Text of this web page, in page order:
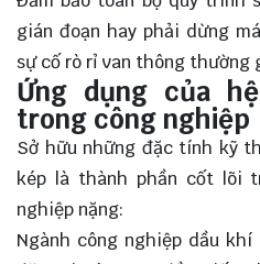
gián đoạn hay phải dừng
sự cố rò rỉ van thông thường
Ứng dụng của
trong công nghiệp
Sở hữu những đặc tính kỹ
kép là thành phần cốt lõi
nghiệp nặng:
Ngành công nghiệp dầu khí